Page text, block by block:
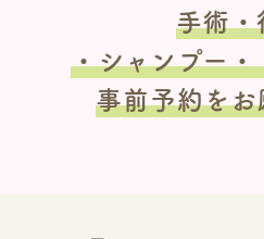
手術
・シャンプー
事前予約を